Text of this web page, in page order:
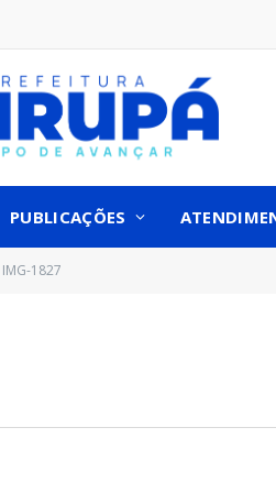
PUBLICAÇÕES
IMG-1827